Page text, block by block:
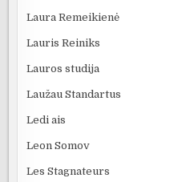
Laura Remeikienė
Lauris Reiniks
Lauros studija
Laužau Standartus
Ledi ais
Leon Somov
Les Stagnateurs